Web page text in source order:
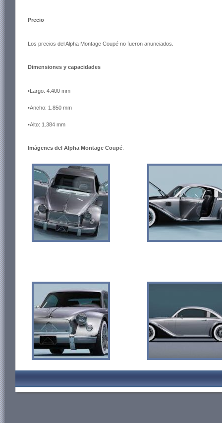
Precio
Los precios del Alpha Montage Coupé no fueron anunciados.
Dimensiones y capacidades
•Largo: 4.400 mm
•Ancho: 1.850 mm
•Alto: 1.384 mm
Imágenes del Alpha Montage Coupé